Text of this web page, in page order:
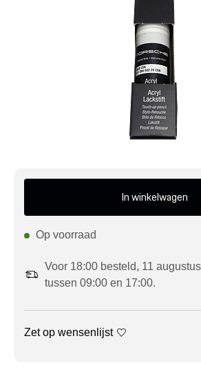
In winkelwagen
Op voorraad
Voor 18:00 besteld, 11
tussen 09:00 en 17:00.
Zet op wensenlijst